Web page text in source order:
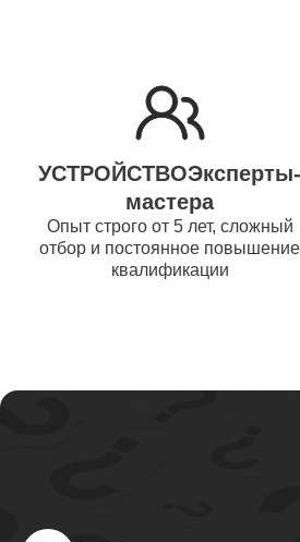
УСТРОЙСТВОЭксперты-
мастера
Опыт строго от 5 лет, сложный
отбор и постоянное повышение
квалификации